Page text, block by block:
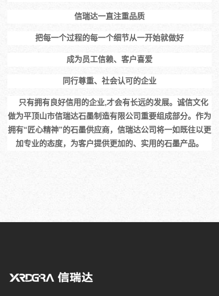
信瑞达一直注重品质
把每一个过程的每一个细节从一开始就做好
成为员工信赖、客户喜爱
同行尊重、社会认可的企业
只有拥有良好信用的企业,才会有长远的发展。诚信文化
做为平顶山市信瑞达石墨制造有限公司重要组成部分。作为
拥有“匠心精神”的石墨供应商，信瑞达公司将一如既往以更
加专业的态度，为客户提供更加的、实用的石墨产品。